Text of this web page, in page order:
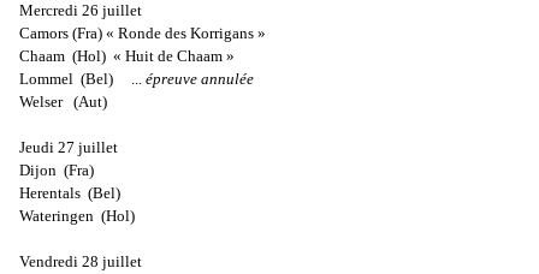
Mercredi 26 juillet
Camors (Fra) « Ronde des Korrigans »
Chaam (Hol) « Huit de Chaam »
Lommel (Bel) ... épreuve annulée
Welser (Aut)
Jeudi 27 juillet
Dijon (Fra)
Herentals (Bel)
Wateringen (Hol)
Vendredi 28 juillet